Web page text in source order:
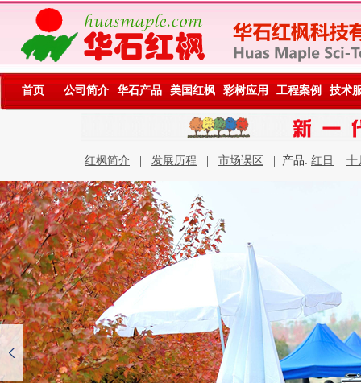
首页 公司简介 华石产品 美国红枫 彩树应用 工程案例 技术
红枫简介 发展历程 市场误区 | 产品: 红日 十